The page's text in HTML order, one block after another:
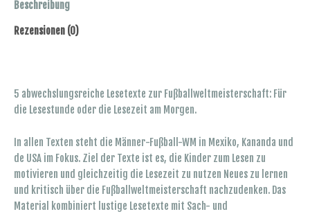
Menge
Beschreibung
Rezensionen (0)
5 abwechslungsreiche Lesetexte zur Fußballweltmeisterschaft: Für
die Lesestunde oder die Lesezeit am Morgen.
In allen Texten steht die Männer-Fußball-WM in Mexiko, Kananda und
de USA im Fokus. Ziel der Texte ist es, die Kinder zum Lesen zu
motivieren und gleichzeitig die Lesezeit zu nutzen Neues zu lernen
und kritisch über die Fußballweltmeisterschaft nachzudenken. Das
Material kombiniert lustige Lesetexte mit Sach- und